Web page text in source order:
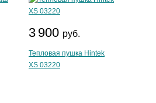
3 900 руб.
Тепловая пушка Hintek
XS 03220